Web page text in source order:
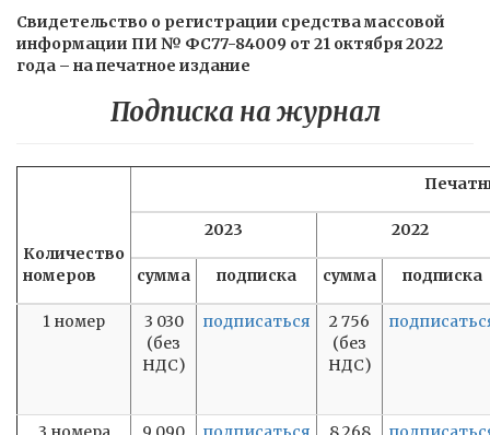
Свидетельство о регистрации средства массовой
информации ПИ № ФС77-84009 от 21 октября 2022
года – на печатное издание
Подписка на журнал
Количество
номеров
2023 2022
сумма подписка сумма подписка
1 номер
3 030
(без
НДС)
подписаться
2 756
(без
НДС)